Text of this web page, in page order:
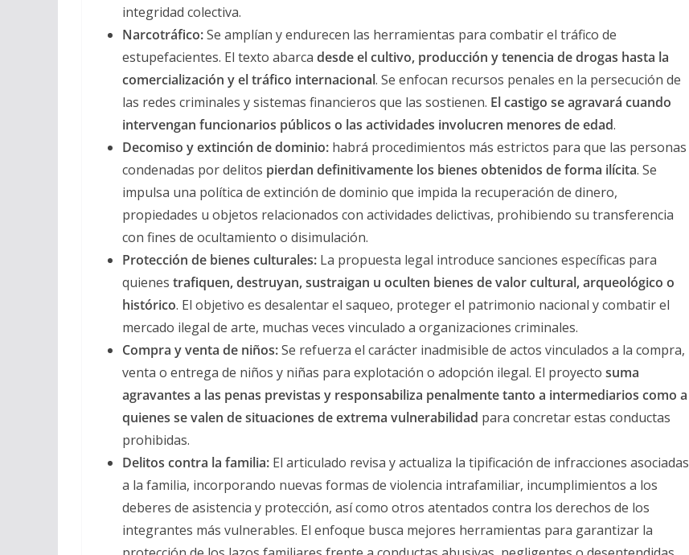
integridad colectiva.
Narcotráfico:Se amplían y endurecen las herramientas para combatir el tráfico de
estupefacientes. El texto abarca desde el cultivo, producción y tenencia de drogas hasta la
comercialización y el tráfico internacional. Se enfocan recursos penales en la persecución de
las redes criminales y sistemas financieros que las sostienen. El castigo se agravará cuando
intervengan funcionarios públicos o las actividades involucren menores de edad.
Decomiso y extinción de dominio: habrá procedimientos más estrictos para que las personas
condenadas por delitos pierdan definitivamente los bienes obtenidos de forma ilícita. Se
impulsa una política de extinción de dominio que impida la recuperación de dinero,
propiedades u objetos relacionados con actividades delictivas, prohibiendo su transferencia
con fines de ocultamiento o disimulación.
Protección de bienes culturales: La propuesta legal introduce sanciones específicas para
quienes trafiquen, destruyan, sustraigan u oculten bienes de valor cultural, arqueológico o
histórico. El objetivo es desalentar el saqueo, proteger el patrimonio nacional y combatir el
mercado ilegal de arte, muchas veces vinculado a organizaciones criminales.
Compra y venta de niños:Se refuerza el carácter inadmisible de actos vinculados a la compra,
venta o entrega de niños y niñas para explotación o adopción ilegal. El proyecto suma
agravantes a las penas previstas y responsabiliza penalmente tanto a intermediarios como a
quienes se valen de situaciones de extrema vulnerabilidad para concretar estas conductas
prohibidas.
Delitos contra la familia: El articulado revisa y actualiza la tipificación de infracciones asociadas
a la familia, incorporando nuevas formas de violencia intrafamiliar, incumplimientos a los
deberes de asistencia y protección, así como otros atentados contra los derechos de los
integrantes más vulnerables. El enfoque busca mejores herramientas para garantizar la